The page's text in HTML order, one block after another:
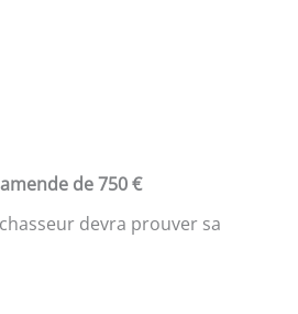
amende de 750 €
devra prouver sa